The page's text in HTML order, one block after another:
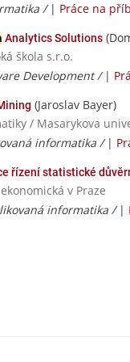
/ | Práce na
Analytics Solutions
škola s.r.o.
Development / |
(Jaroslav Bayer)
/ Masarykova
informatika / |
řízení statistické
v Praze
informatika / |